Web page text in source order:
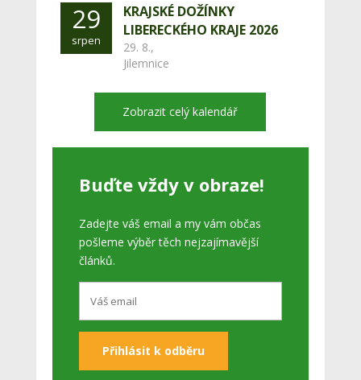
29
srpen
KRAJSKÉ DOŽÍNKY
LIBERECKÉHO KRAJE 2026
29. 8.,
Jilemnice
Zobrazit celý kalendář
Buďte vždy v obraze!
Zadejte váš email a my vám občas
pošleme výběr těch nejzajímavější
článků.